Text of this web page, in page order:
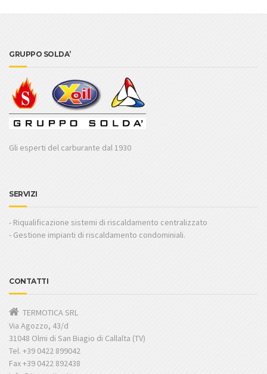
GRUPPO SOLDA’
Gli esperti del carburante dal 1930
SERVIZI
- Riqualificazione sistemi di riscaldamento centralizzato
- Gestione impianti di riscaldamento condominiali.
CONTATTI
TERMOTICA SRL
Via Agozzo, 43/d
31048 Olmi di San Biagio di Callalta (TV)
Tel. +39 0422 899042
Fax +39 0422 892438